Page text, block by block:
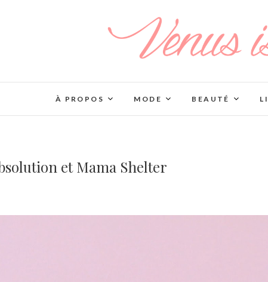
À PROPOS MODE BEAUTÉ
et Mama Shelter